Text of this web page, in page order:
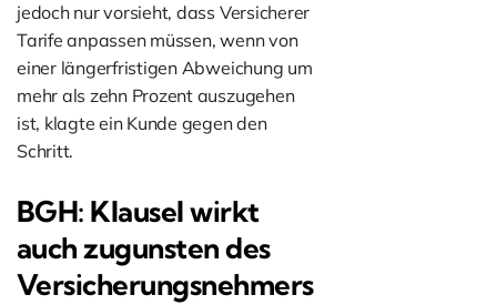
jedoch nur vorsieht, dass Versicherer
Tarife anpassen müssen, wenn von
einer längerfristigen Abweichung um
mehr als zehn Prozent auszugehen
ist, klagte ein Kunde gegen den
Schritt.
BGH: Klausel wirkt
auch zugunsten des
Versicherungsnehmers